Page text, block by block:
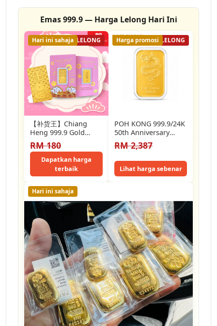
Emas 999.9 — Harga Lelong Hari Ini
31% LELONG
Hari ini sahaja
【补货王】Chiang
Heng 999.9 Gold
Fortune Lucky Cat
Gold Bar 金运招财猫足
金卡片- PG0060
RM 180
Dapatkan harga
terbaik
7% LELONG
Harga promosi
POH KONG 999.9/24K
50th Anniversary
Dragon Ascend Fine
Gold Bar | Limited…
RM 2,387
Lihat harga sebenar
Hari ini sahaja